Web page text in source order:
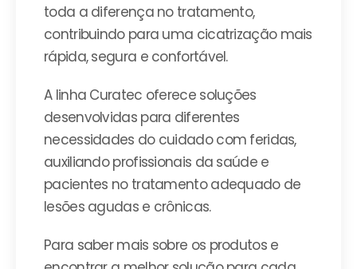
toda a diferença no tratamento,
contribuindo para uma cicatrização mais
rápida, segura e confortável.
A linha Curatec oferece soluções
desenvolvidas para diferentes
necessidades do cuidado com feridas,
auxiliando profissionais da saúde e
pacientes no tratamento adequado de
lesões agudas e crônicas.
Para saber mais sobre os produtos e